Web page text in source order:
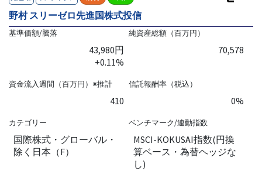
野村 スリーゼロ先進国株式投信
基準価額/騰落
43,980円
+0.11%
純資産総額（百万円）
70,578
資金流入週間（百万円）※推計
410
信託報酬率（税込）
0%
カテゴリー
国際株式・グローバル・
除く日本（F）
ベンチマーク/連動指数
MSCI-KOKUSAI指数(円換
算ベース・為替ヘッジな
し)